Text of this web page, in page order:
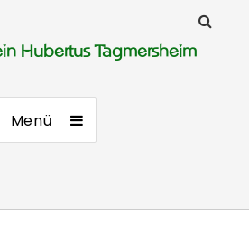
Hubertus Tagmersheim
Menü